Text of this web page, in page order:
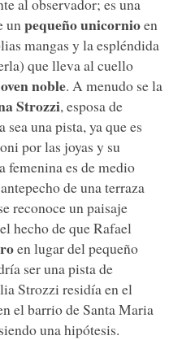
un pequeño unicornioen
mangas y la espléndida
que lleva al cuello
noble. A menudo se la
Strozzi, esposa de
sea una pista, ya que es
por las joyas y su
femenina es de medio
de una terraza
reconoce un paisaje
hecho de que Rafael
en lugar del pequeño
ser una pista de
Strozzi residía en el
el barrio de Santa Maria
una hipótesis.